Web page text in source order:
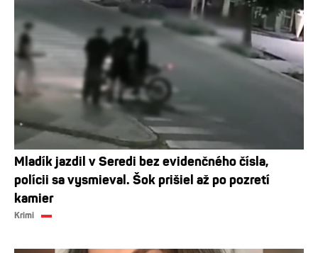
Mladík jazdil v Seredi bez evidenčného čísla,
polícii sa vysmieval. Šok prišiel až po pozretí
kamier
Krimi